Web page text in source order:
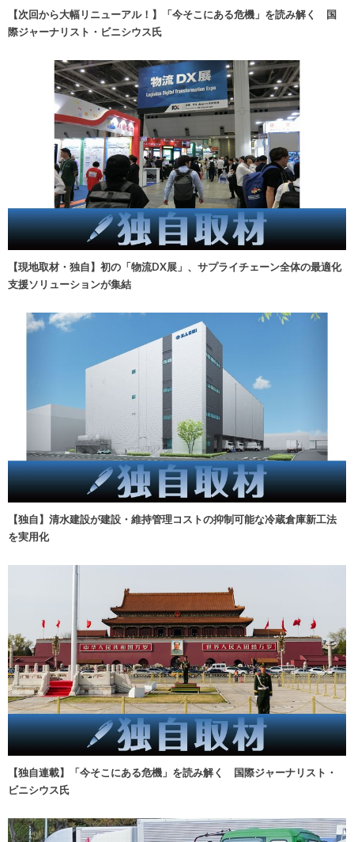
【次回から大幅リニューアル！】「今そこにある危機」を読み解く 国
際ジャーナリスト・ビニシウス氏
【現地取材・独自】初の「物流DX展」、サプライチェーン全体の最適化
支援ソリューションが集結
【独自】清水建設が建設・維持管理コストの抑制可能な冷蔵倉庫新工法
を実用化
【独自連載】「今そこにある危機」を読み解く 国際ジャーナリスト・
ビニシウス氏